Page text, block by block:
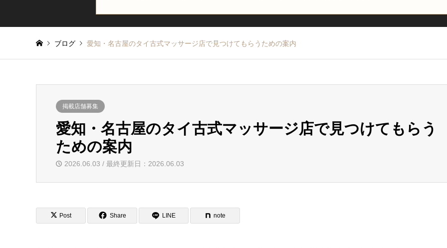
ブログ 愛知・名古屋のタイ古式マッサージ店で見つけてもらうための案内
掲載店舗募集
愛知・名古屋のタイ古式マッサージ店で見つけてもらう
ための案内
2026.06.03 / 最終更新日：2026.06.03
Post Share LINE note